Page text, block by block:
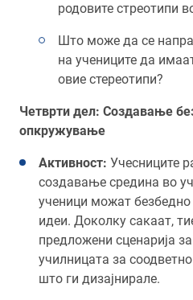
родовите стреотипи
Што може да се
на учениците да
овие стереотипи?
Четврти дел: Создавање
опкружување
Активност: Учесниците
создавање средина во
ученици можат безбедно
идеи. Доколку сакаат,
предложени сценарија
училницата за
што ги дизајнирале.